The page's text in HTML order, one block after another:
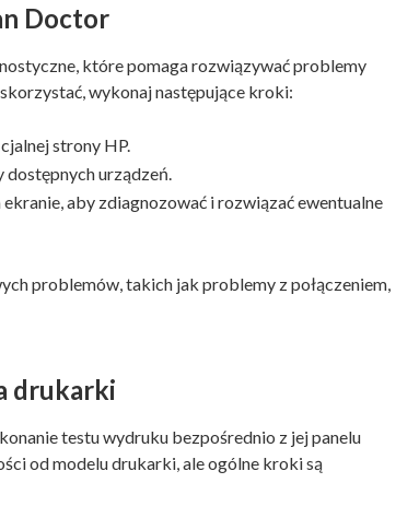
Doctor
które pomaga rozwiązywać problemy
wykonaj następujące kroki:
strony HP.
urządzeń.
aby zdiagnozować i rozwiązać ewentualne
problemów, takich jak problemy z połączeniem,
drukarki
testu wydruku bezpośrednio z jej panelu
od modelu drukarki, ale ogólne kroki są